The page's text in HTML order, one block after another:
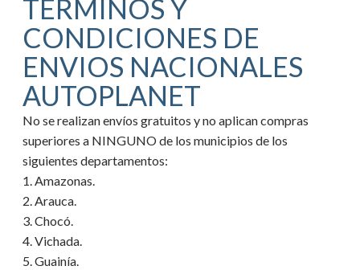
TERMINOS Y
CONDICIONES DE
ENVIOS NACIONALES
AUTOPLANET
No se realizan envíos gratuitos y no aplican compras
superiores a NINGUNO de los municipios de los
siguientes departamentos:
1. Amazonas.
2. Arauca.
3. Chocó.
4. Vichada.
5. Guainía.